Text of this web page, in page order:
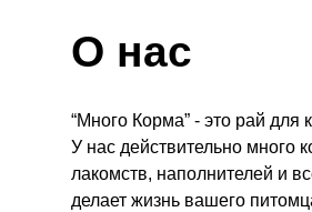
“Много Корма” - это рай для
У нас действительно много
лакомств, наполнителей и
делает жизнь вашего
О нас